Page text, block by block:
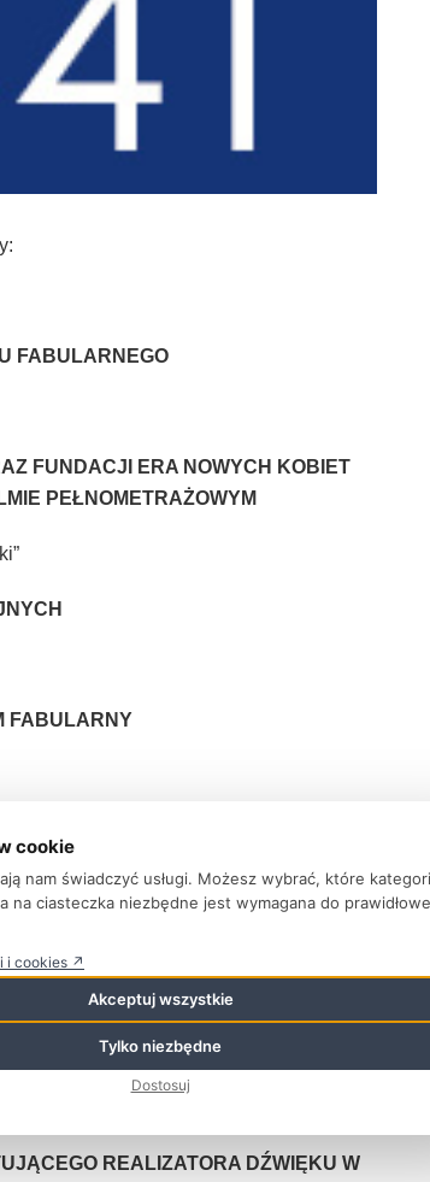
FABULARNEGO
FUNDACJI ERA NOWYCH KOBIET
PEŁNOMETRAŻOWYM
FABULARNY
FILMOWY
FABULARNY
REALIZATORA DŹWIĘKU W
cookie
nam świadczyć usługi. Możesz wybrać, które
na ciasteczka niezbędne jest wymagana do
i cookies ↗
Akceptuj wszystkie
Tylko niezbędne
Dostosuj